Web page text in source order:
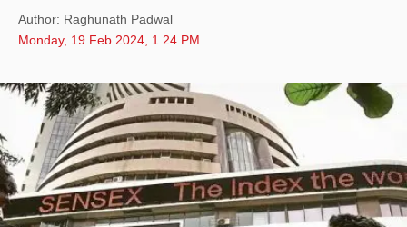
Author: Raghunath Padwal
Monday, 19 Feb 2024, 1.24 PM